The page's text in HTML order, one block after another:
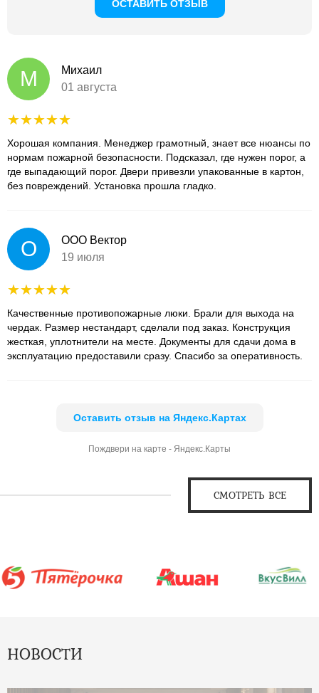
ОСТАВИТЬ ОТЗЫВ
М
Михаил
01 августа
Хорошая компания. Менеджер грамотный, знает все нюансы по
нормам пожарной безопасности. Подсказал, где нужен порог, а
где выпадающий порог. Двери привезли упакованные в картон,
без повреждений. Установка прошла гладко.
О
ООО Вектор
19 июля
Качественные противопожарные люки. Брали для выхода на
чердак. Размер нестандарт, сделали под заказ. Конструкция
жесткая, уплотнители на месте. Документы для сдачи дома в
эксплуатацию предоставили сразу. Спасибо за оперативность.
Оставить отзыв на Яндекс.Картах
Пождвери на карте - Яндекс.Карты
СМОТРЕТЬ ВСЕ
НОВОСТИ